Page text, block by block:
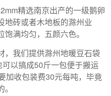
精选南京出产的一级鹅卵
地砖或者木地板的滁州业
满均匀，五颜六色。
，我们提供滁州地暖豆石袋
以搞成50斤一包便于搬运
加收包装费30元每吨，毕竟